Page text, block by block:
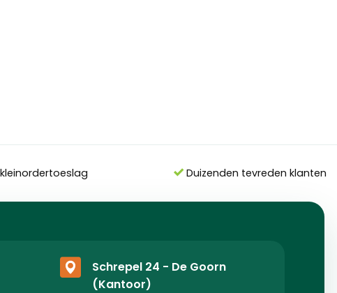
Duizenden tevreden klanten
Schrepel 24 - De Goorn
(Kantoor)